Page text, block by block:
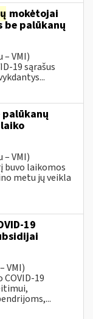
mokėtojai
be palūkanų
VMI)
19 sąrašus
palūkanų
VMI)
buvo laikomos
metu jų veikla
19
VMI)
19